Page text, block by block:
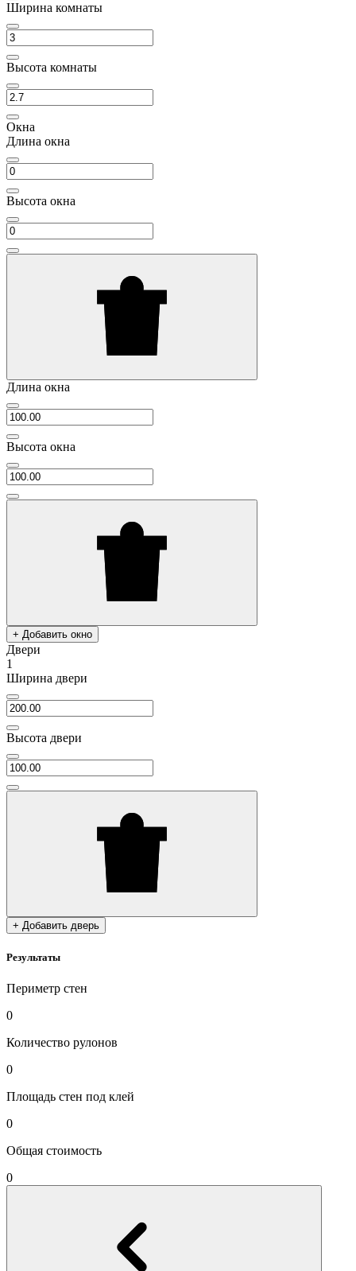
Ширина комнаты
Высота комнаты
Окна
Длина окна
Высота окна
Длина окна
Высота окна
+ Добавить окно
Двери
1
Ширина двери
Высота двери
+ Добавить дверь
Результаты
Периметр стен
0
Количество рулонов
0
Площадь стен под клей
0
Общая стоимость
0